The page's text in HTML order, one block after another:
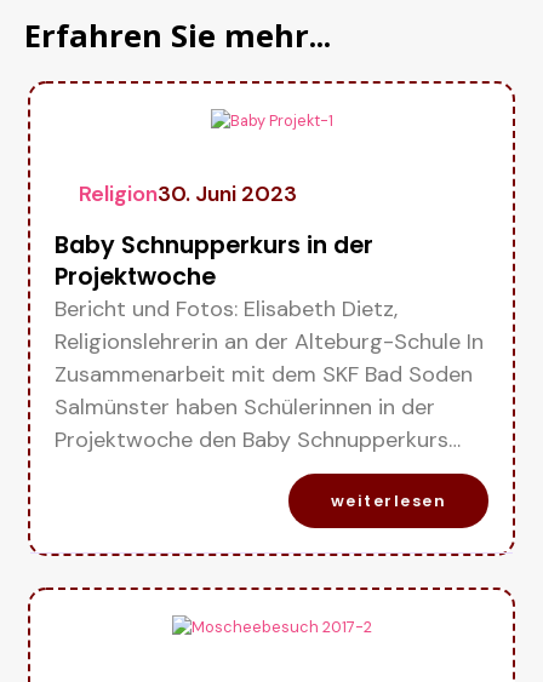
Erfahren Sie mehr...
Religion30. Juni 2023
Baby Schnupperkurs in der
Projektwoche
Bericht und Fotos: Elisabeth Dietz,
Religionslehrerin an der Alteburg-Schule In
Zusammenarbeit mit dem SKF Bad Soden
Salmünster haben Schülerinnen in der
Projektwoche den Baby Schnupperkurs…
weiterlesen